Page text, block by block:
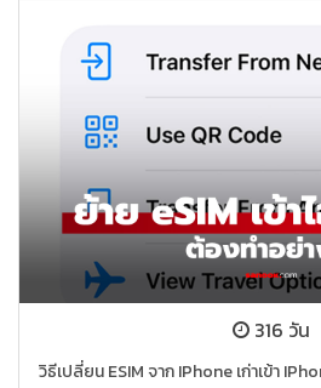
316 วัน
วิธีเปลี่ยน ESIM จาก IPhone เก่าเข้า